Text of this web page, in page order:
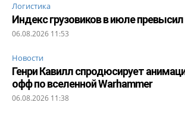
Логистика
Индекс грузовиков в июле превысил
06.08.2026 11:53
Новости
Генри Кавилл спродюсирует
офф по вселенной Warhammer
06.08.2026 11:38